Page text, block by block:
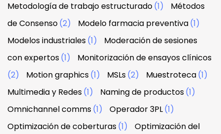
Metodología de trabajo estructurado(1)
Métodos
de Consenso(2) Modelo farmacia preventiva(1)
Modelos industriales(1)
Moderación de sesiones
con expertos(1)
Monitorización de ensayos clínicos
(2)
Motion graphics(1) MSLs(2) Muestroteca(1)
Multimedia y Redes(1) Naming de productos(1)
Omnichannel comms(1) Operador 3PL(1)
Optimización de coberturas(1)
Optimización del